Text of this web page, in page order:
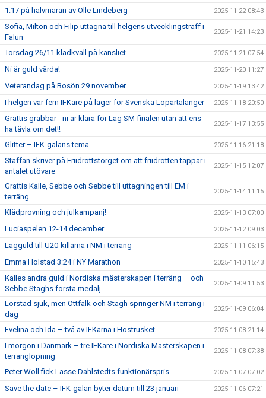
1:17 på halvmaran av Olle Lindeberg 2025-11-22 08:43
Sofia, Milton och Filip uttagna till helgens utvecklingsträff i
Falun
2025-11-21 14:23
Torsdag 26/11 klädkväll på kansliet 2025-11-21 07:54
Ni är guld värda! 2025-11-20 11:27
Veterandag på Bosön 29 november 2025-11-19 13:42
I helgen var fem IFKare på läger för Svenska Löpartalanger 2025-11-18 20:50
Grattis grabbar - ni är klara för Lag SM-finalen utan att ens
ha tävla om det!!
2025-11-17 13:55
Glitter – IFK-galans tema 2025-11-16 21:18
Staffan skriver på Friidrottstorget om att friidrotten tappar i
antalet utövare
2025-11-15 12:07
Grattis Kalle, Sebbe och Sebbe till uttagningen till EM i
terräng
2025-11-14 11:15
Klädprovning och julkampanj! 2025-11-13 07:00
Luciaspelen 12-14 december 2025-11-12 09:03
Lagguld till U20-killarna i NM i terräng 2025-11-11 06:15
Emma Holstad 3:24 i NY Marathon 2025-11-10 15:43
Kalles andra guld i Nordiska mästerskapen i terräng – och
Sebbe Staghs första medalj
2025-11-09 11:53
Lörstad sjuk, men Ottfalk och Stagh springer NM i terräng i
dag
2025-11-09 06:04
Evelina och Ida – två av IFKarna i Höstrusket 2025-11-08 21:14
I morgon i Danmark – tre IFKare i Nordiska Mästerskapen i
terränglöpning
2025-11-08 07:38
Peter Woll fick Lasse Dahlstedts funktionärspris 2025-11-07 07:02
Save the date – IFK-galan byter datum till 23 januari 2025-11-06 07:21